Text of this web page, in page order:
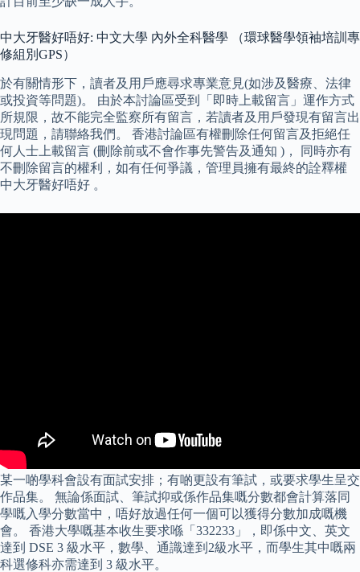
中大牙醫好唔好: 中文大學 內外全科醫學 （環球醫學領袖培訓專
修組別GPS）
於有關情形下，讀者及用戶應尋求專業意見(如涉及醫療、法律
或投資等問題)。 由於本討論區受到「即時上載留言」運作方式
所規限，故不能完全監察所有留言，若讀者及用戶發現有留言出
現問題，請聯絡我們。 香港討論區有權刪除任何留言及拒絕任
何人士上載留言 (刪除前或不會作事先警告及通知 )， 同時亦有
不刪除留言的權利，如有任何爭議，管理員擁有最終的詮釋權
中大牙醫好唔好 。
某一啲學科會設有面試安排；有啲更設有筆試，或要求學生呈交
作品集。 無論係面試、筆試抑或係作品集嘅分數都會計算落同
學嘅入學分數當中，唔好放過任何一個可以獲得分數加成嘅機
會。 香港大學嘅基本收生要求喺「332233」，即係中文、英文
達到 DSE 3 級水平，數學、通識達到2級水平，而學生其中嘅兩
科選修科亦需達到 3 級水平。